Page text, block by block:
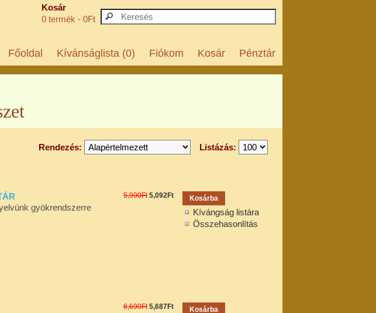
Kosár
0 termék - 0Ft
Főoldal Kívánságlista (0) Fiókom Kosár Pénztár
Listázás:
Rendezés:
Kívángság listára
Összehasonlítás
5,990Ft 5,092Ft
gyökrendszerre
6,690Ft 5,687Ft